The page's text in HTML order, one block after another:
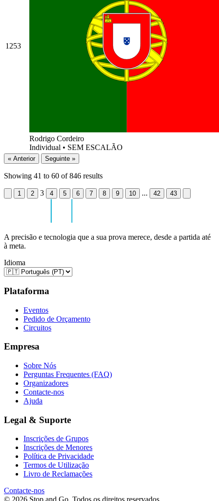
1253
Rodrigo Cordeiro
Individual • SEM ESCALÃO
« Anterior Seguinte »
Showing 41 to 60 of 846 results
1 2 3 4 5 6 7 8 9 10 ... 42 43
A precisão e tecnologia que a sua prova merece, desde a partida até
à meta.
Idioma
Plataforma
Eventos
Pedido de Orçamento
Circuitos
Empresa
Sobre Nós
Perguntas Frequentes (FAQ)
Organizadores
Contacte-nos
Ajuda
Legal & Suporte
Inscrições de Grupos
Inscrições de Menores
Política de Privacidade
Termos de Utilização
Livro de Reclamações
Contacte-nos